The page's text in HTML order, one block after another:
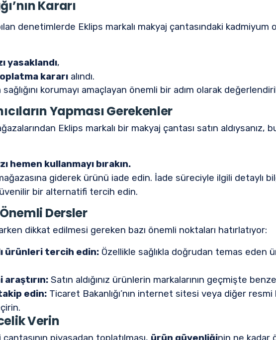
Kararı
denetimlerde Eklips markalı makyaj çantasındaki kadmiyum
yasaklandı,
kararı alındı.
sağlığını korumayı amaçlayan önemli bir adım olarak
Yapması Gerekenler
Eklips markalı bir makyaj çantası satın
hemen kullanmayı bırakın.
giderek ürünü iade edin. İade süreciyle ilgili detaylı
bir alternatifi tercih edin.
Dersler
dikkat edilmesi gereken bazı önemli noktaları hatırlatıyor:
ürünleri tercih edin: Özellikle sağlıkla doğrudan temas
Satın aldığınız ürünlerin markalarının geçmişte
edin: Ticaret Bakanlığı’nın internet sitesi veya diğer
Verin